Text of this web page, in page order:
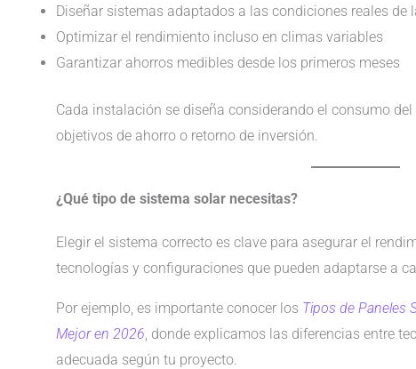
Diseñar sistemas adaptados a las condiciones reales de
Optimizar el rendimiento incluso en climas variables
Garantizar ahorros medibles desde los primeros meses
Cada instalación se diseña considerando el consumo
objetivos de ahorro o retorno de inversión.
¿Qué tipo de sistema solar necesitas?
Elegir el sistema correcto es clave para asegurar el
tecnologías y configuraciones que pueden adaptarse a
Por ejemplo, es importante conocer los Tipos de Paneles
Mejor en 2026 , donde explicamos las diferencias entre
adecuada según tu proyecto.